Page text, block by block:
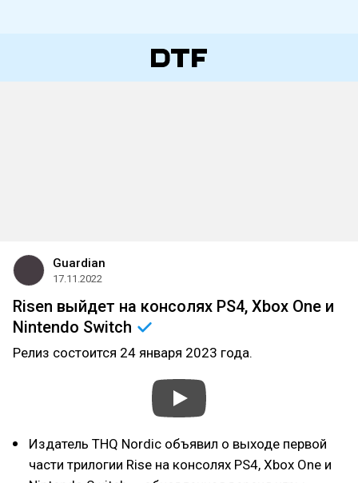
Guardian
17.11.2022
Risen выйдет на консолях PS4, Xbox One и
Nintendo Switch
Релиз состоится 24 января 2023 года.
Издатель THQ Nordic объявил о выходе первой
части трилогии Rise на консолях PS4, Xbox One и